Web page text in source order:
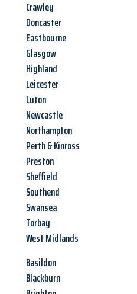
Crawley
Doncaster
Eastbourne
Glasgow
Highland
Leicester
Luton
Newcastle
Northampton
Perth & Kinross
Preston
Sheffield
Southend
Swansea
Torbay
West Midlands
Basildon
Blackburn